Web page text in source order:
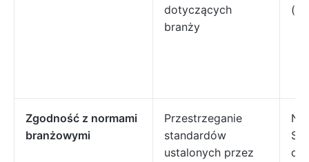
dotyczących
branży
Zgodność z normami
branżowymi
Przestrzeganie
standardów
ustalonych przez